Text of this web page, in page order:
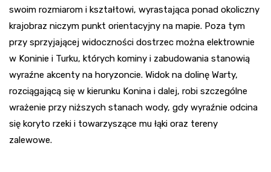
swoim rozmiarom i kształtowi, wyrastająca ponad okoliczny
krajobraz niczym punkt orientacyjny na mapie. Poza tym
przy sprzyjającej widoczności dostrzec można elektrownie
w Koninie i Turku, których kominy i zabudowania stanowią
wyraźne akcenty na horyzoncie. Widok na dolinę Warty,
rozciągającą się w kierunku Konina i dalej, robi szczególne
wrażenie przy niższych stanach wody, gdy wyraźnie odcina
się koryto rzeki i towarzyszące mu łąki oraz tereny
zalewowe.